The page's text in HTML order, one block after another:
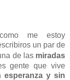
me estoy
un par de
de las miradas
gente que vive
esperanza y sin